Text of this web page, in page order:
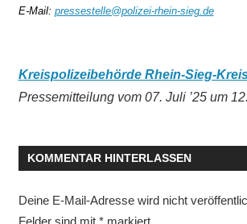
E-Mail: pressestelle@polizei-rhein-sieg.de
Kreispolizeibehörde Rhein-Sieg-
Pressemitteilung vom 07. Juli ’25 um
KOMMENTAR HINTERLASSEN
Deine E-Mail-Adresse wird nicht
Felder sind mit *markiert